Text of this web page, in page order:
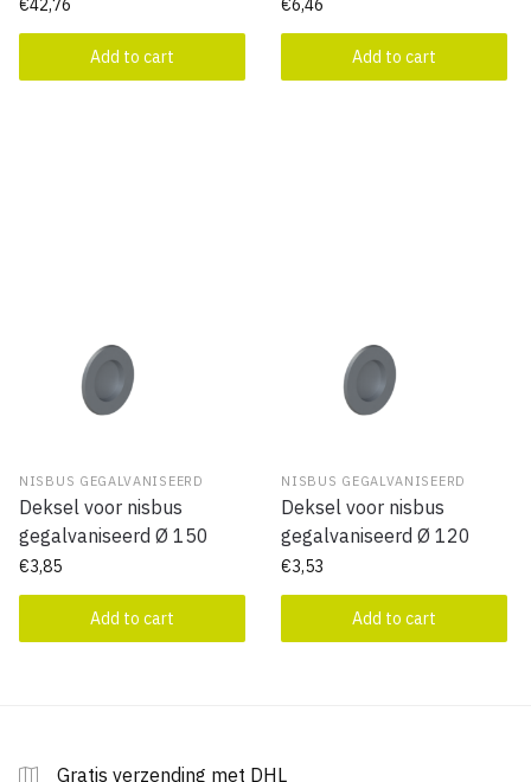
€42,76
Add to cart
€6,46
Add to cart
NISBUS GEGALVANISEERD
Deksel voor nisbus
gegalvaniseerd Ø 150
€3,85
Add to cart
NISBUS GEGALVANISEERD
Deksel voor nisbus
gegalvaniseerd Ø 120
€3,53
Add to cart
Gratis verzending met DHL